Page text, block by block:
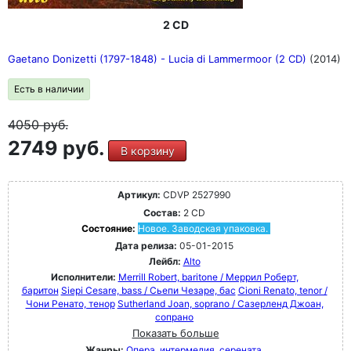
CD 79 - 100 включает шедевры XX века - от
Стравинского до Мессии. На дисках 79 - 100
Рахманинова, Сибелиуса, Айвза, Яначека, Равеля и
многих других.
2 CD
Gaetano Donizetti (1797-1848) - Lucia di Lammermoor (2 CD) (2014)
Есть в наличии
4050руб.
2749 руб. В корзину
Артикул: CDVP 2527990
Состав: 2 CD
Состояние: Новое. Заводская упаковка.
Дата релиза: 05-01-2015
Лейбл: Alto
Исполнители: Merrill Robert, baritone / Меррил Роберт,
баритон Siepi Cesare, bass / Сьепи Чезаре, бас Cioni Renato, tenor /
Чони Ренато, тенор Sutherland Joan, soprano / Сазерленд Джоан,
сопрано
Показать больше